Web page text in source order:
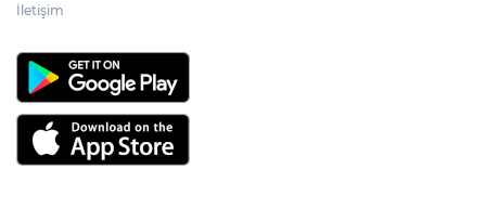
İletişim